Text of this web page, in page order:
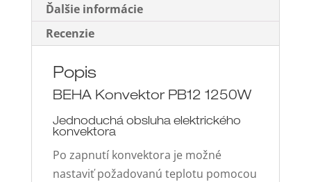
Ďalšie informácie
Recenzie
Popis
BEHA Konvektor PB12 1250W
Jednoduchá obsluha elektrického
konvektora
Po zapnutí konvektora je možné
nastaviť požadovanú teplotu pomocou